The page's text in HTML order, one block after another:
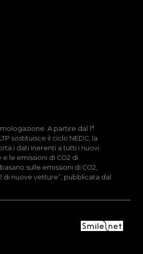
A partire dal 1°
sostituisce il ciclo NEDC, la
i dati inerenti a tutti i nuovi
le emissioni di CO2 di
sulle emissioni di CO2,
nuove vetture”, pubblicata dal